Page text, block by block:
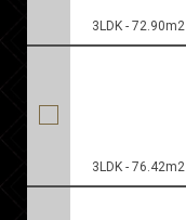
3LDK - 72.90m2
3LDK - 76.42m2